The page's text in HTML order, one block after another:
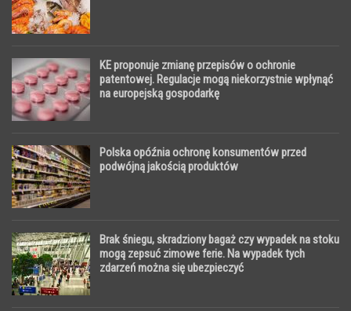
KE proponuje zmianę przepisów o ochronie
patentowej. Regulacje mogą niekorzystnie wpłynąć
na europejską gospodarkę
Polska opóźnia ochronę konsumentów przed
podwójną jakością produktów
Brak śniegu, skradziony bagaż czy wypadek na stoku
mogą zepsuć zimowe ferie. Na wypadek tych
zdarzeń można się ubezpieczyć